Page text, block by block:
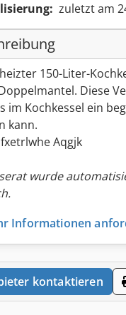
zuletzt am
150-Liter-
Diese
im Kochkessel ein
kann.
Aqgjk
wurde
Informationen
kontaktieren